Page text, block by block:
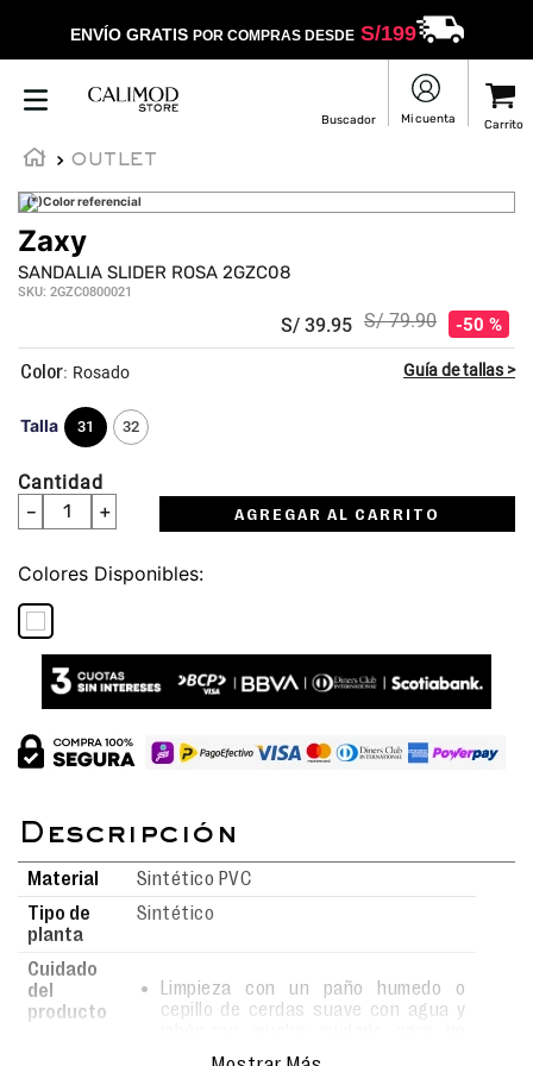
ENVÍO GRATIS POR COMPRAS DESDES/199
OUTLET
(*)Color referencial
Zaxy
SANDALIA SLIDER ROSA 2GZC08
SKU: 2GZC0800021
S/ 39.95 S/ 79.90 50 %
Talla 31 32
: Rosado
Cantidad
＋
－ AGREGAR AL CARRITO
Colores
Material
Sintético PVC
Tipo de
planta
Sintético
Cuidado
del
producto
Limpieza con un paño humedo o
cepillo de cerdas suave con agua y
rayar la superficie.